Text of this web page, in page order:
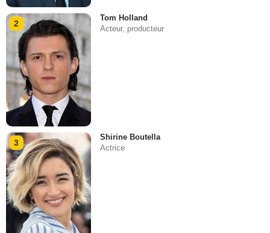
2
Tom Holland
Acteur, producteur
3
Shirine Boutella
Actrice